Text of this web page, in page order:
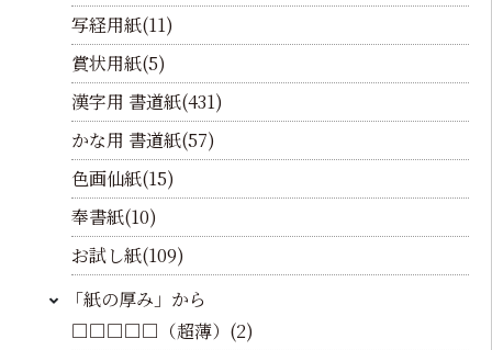
写経用紙(11)
賞状用紙(5)
漢字用 書道紙(431)
かな用 書道紙(57)
色画仙紙(15)
奉書紙(10)
お試し紙(109)
「紙の厚み」から
□□□□□（超薄）(2)